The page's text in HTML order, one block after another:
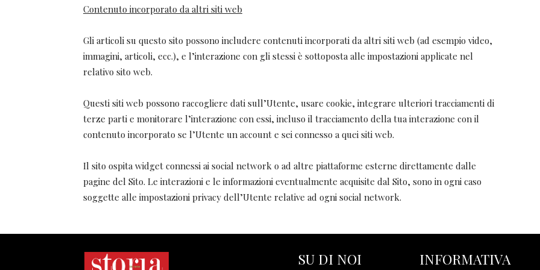
Contenuto incorporato da altri siti web
Gli articoli su questo sito possono includere contenuti incorporati da altri siti web (ad esempio video,
immagini, articoli, ecc.), e l’interazione con gli stessi è sottoposta alle impostazioni applicate nel
relativo sito web.
Questi siti web possono raccogliere dati sull’Utente, usare cookie, integrare ulteriori tracciamenti di
terze parti e monitorare l’interazione con essi, incluso il tracciamento della tua interazione con il
contenuto incorporato se l’Utente un account e sei connesso a quei siti web.
Il sito ospita widget connessi ai social network o ad altre piattaforme esterne direttamente dalle
pagine del Sito. Le interazioni e le informazioni eventualmente acquisite dal Sito, sono in ogni caso
soggette alle impostazioni privacy dell’Utente relative ad ogni social network.
SU DI NOI INFORMATIVA